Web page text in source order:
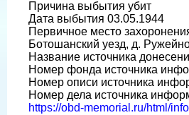
Причина выбытия убит
Дата выбытия 03.05.1944
Первичное место
Ботошанский уезд, д.
Название источника
Номер фонда источника
Номер описи источника
Номер дела источника
https://obd-memorial.ru/html/